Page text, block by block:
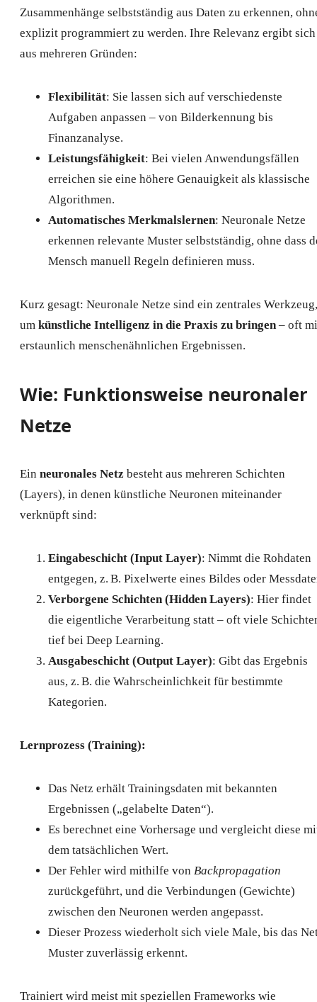
Zusammenhänge selbstständig aus Daten zu erkennen,
explizit programmiert zu werden. Ihre Relevanz ergibt sich
aus mehreren Gründen:
Flexibilität: Sie lassen sich auf verschiedenste
Aufgaben anpassen – von Bilderkennung bis
Finanzanalyse.
Leistungsfähigkeit: Bei vielen Anwendungsfällen
erreichen sie eine höhere Genauigkeit als klassische
Algorithmen.
Automatisches Merkmalslernen: Neuronale Netze
erkennen relevante Muster selbstständig, ohne dass
Mensch manuell Regeln definieren muss.
Kurz gesagt: Neuronale Netze sind ein zentrales Werkzeug,
um künstliche Intelligenz in die Praxis zu bringen– oft
erstaunlich menschenähnlichen Ergebnissen.
Wie: Funktionsweise neuronaler
Netze
Ein neuronales Netz besteht aus mehreren Schichten
(Layers), in denen künstliche Neuronen miteinander
verknüpft sind:
Eingabeschicht (Input Layer): Nimmt die Rohdaten
entgegen, z. B. Pixelwerte eines Bildes oder
Verborgene Schichten (Hidden Layers): Hier findet
die eigentliche Verarbeitung statt – oft viele
tief bei Deep Learning.
Ausgabeschicht (Output Layer): Gibt das Ergebnis
aus, z. B. die Wahrscheinlichkeit für bestimmte
Kategorien.
Lernprozess (Training):
Das Netz erhält Trainingsdaten mit bekannten
Ergebnissen („gelabelte Daten“).
Es berechnet eine Vorhersage und vergleicht diese
dem tatsächlichen Wert.
Der Fehler wird mithilfe von Backpropagation
zurückgeführt, und die Verbindungen (Gewichte)
zwischen den Neuronen werden angepasst.
Dieser Prozess wiederholt sich viele Male, bis das
Muster zuverlässig erkennt.
Trainiert wird meist mit speziellen Frameworks wie